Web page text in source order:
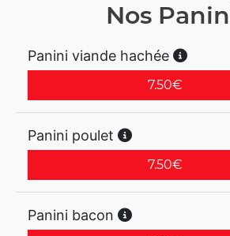
Nos
Panini viande hachée
7.50€
Panini poulet
7.50€
Panini bacon